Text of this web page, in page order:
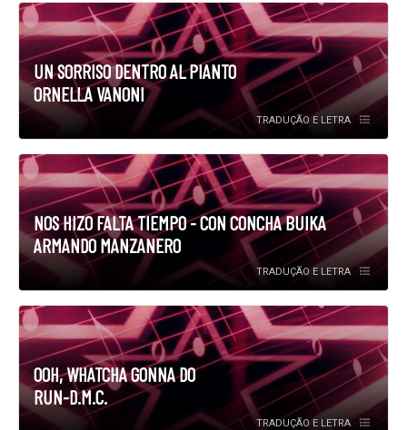
UN SORRISO DENTRO AL PIANTO
ORNELLA VANONI
TRADUÇÃO E LETRA
NOS HIZO FALTA TIEMPO - CON CONCHA BUIKA
ARMANDO MANZANERO
TRADUÇÃO E LETRA
OOH, WHATCHA GONNA DO
RUN-D.M.C.
TRADUÇÃO E LETRA